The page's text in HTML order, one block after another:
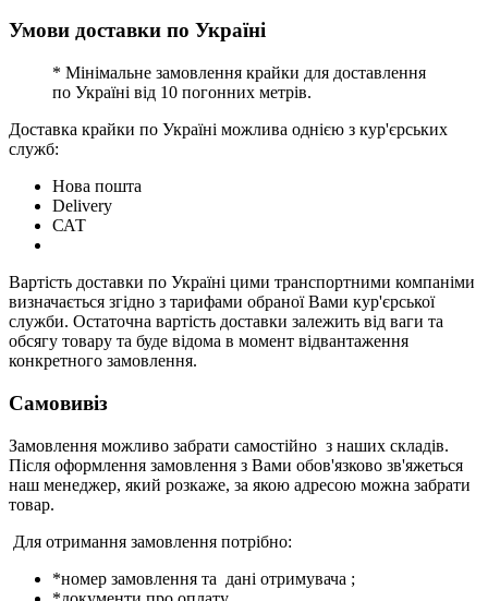
Умови доставки по Україні
* Мінімальне замовлення крайки для доставлення
по Україні від 10 погонних метрів.
Доставка крайки по Україні можлива однією з кур'єрських
служб:
Нова пошта
Delivery
САТ
Вартість доставки по Україні цими транспортними компаніми
визначається згідно з тарифами обраної Вами кур'єрської
служби. Остаточна вартість доставки залежить від ваги та
обсягу товару та буде відома в момент відвантаження
конкретного замовлення.
Самовивіз
Замовлення можливо забрати самостійно з наших складів.
Після оформлення замовлення з Вами обов'язково зв'яжеться
наш менеджер, який розкаже, за якою адресою можна забрати
товар.
Для отримання замовлення потрібно:
*номер замовлення та дані отримувача ;